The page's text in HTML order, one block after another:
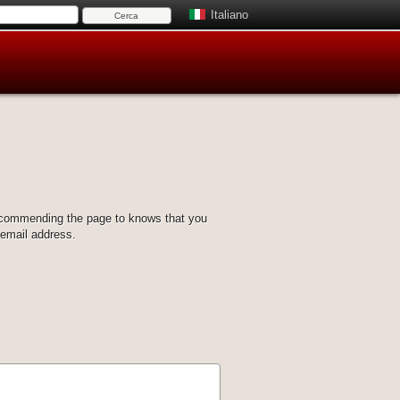
Italiano
the page to knows that you
address.